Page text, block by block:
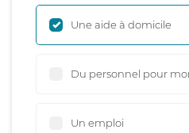
Une aide à domicile
Du personnel pour
Un emploi